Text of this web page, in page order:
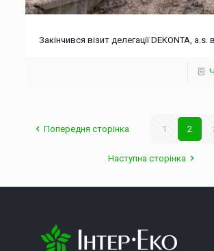
Закінчився візит делегації DEKONTA, a.s.
Попередня сторінка 1 2
Наступна сторінка